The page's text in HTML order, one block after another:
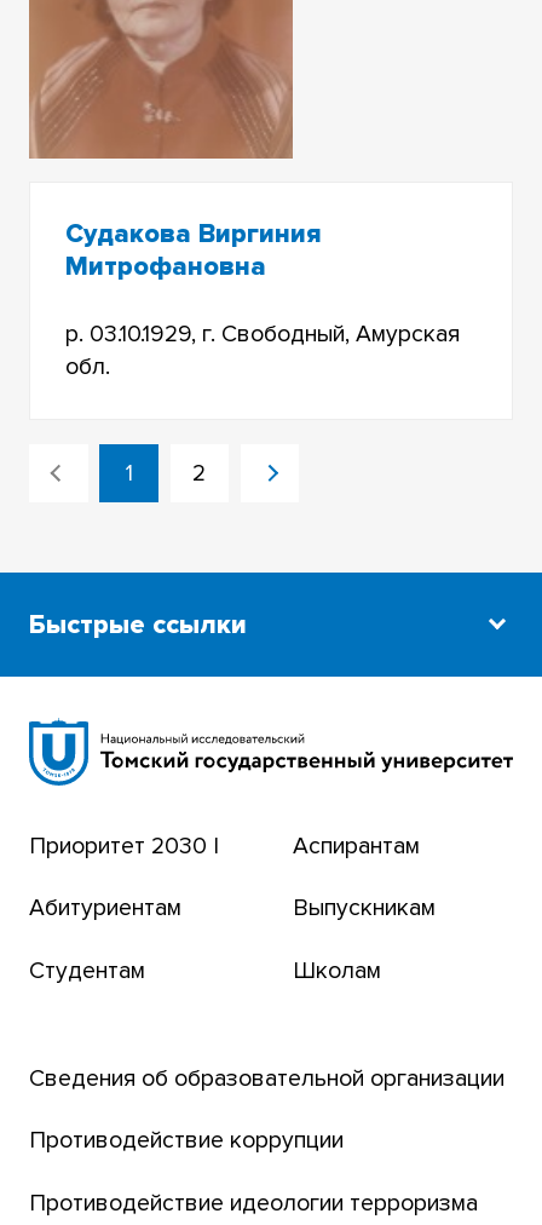
Судакова Виргиния
Митрофановна
р. 03.10.1929, г. Свободный, Амурская
обл.
1 2
Быстрые ссылки
Сибирский ботанический сад
Томский региональный центр коллективного
Транссибирский научный путь
Парк социогуманитарных технологий ТГУ
Английский для всех
ТГУ
Приоритет 2030 |
Абитуриентам
Студентам
Аспирантам
Выпускникам
Школам
Сведения об образовательной организации
Противодействие коррупции
Противодействие идеологии терроризма